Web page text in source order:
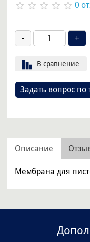
0
В сравнение
Задать вопрос по
Описание
Мембрана для